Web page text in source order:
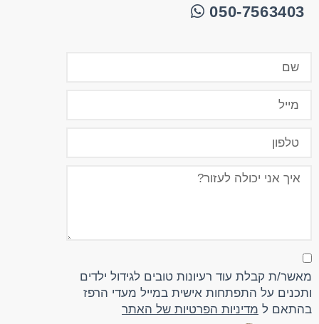
מאשר/ת קבלת עוד רעיונות טובים לגידול ילדים
ותכנים על התפתחות אישית במייל מעדי הרפז
בהתאם למדיניות הפרטיות של האתר
דברו איתי!